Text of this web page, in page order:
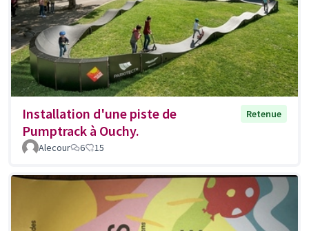
Installation d'une piste de
Pumptrack à Ouchy.
Retenue
Alecour 6 15